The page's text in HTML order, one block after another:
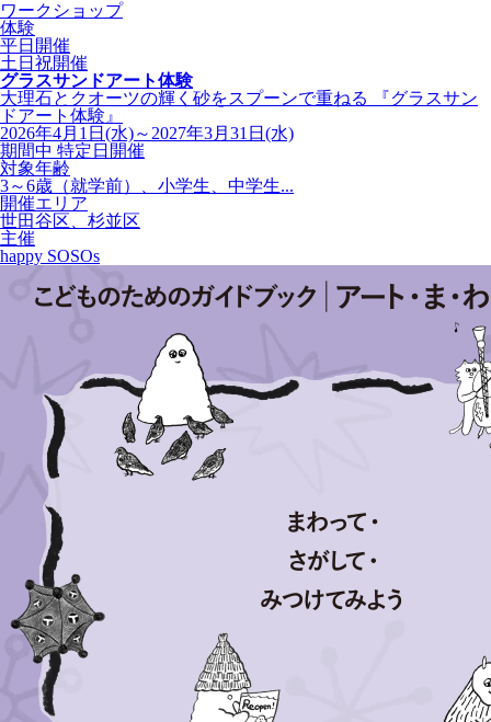
ワークショップ
体験
平日開催
土日祝開催
グラスサンドアート体験
大理石とクオーツの輝く砂をスプーンで重ねる 『グラスサン
ドアート体験』
2026年4月1日(水)～2027年3月31日(水)
期間中 特定日開催
対象年齢
3～6歳（就学前）、小学生、中学生...
開催エリア
世田谷区、杉並区
主催
happy SOSOs